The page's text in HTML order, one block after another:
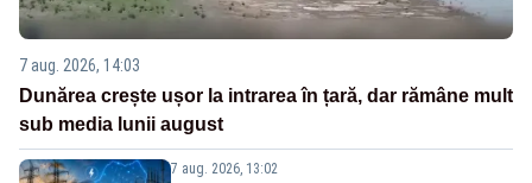
7 aug. 2026, 14:03
Dunărea crește ușor la intrarea în țară, dar rămâne mult
sub media lunii august
7 aug. 2026, 13:02